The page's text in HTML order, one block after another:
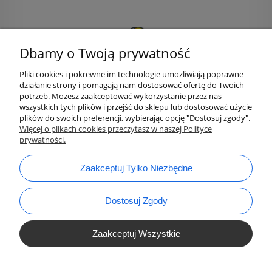
email:bok@ArtykulyDlaPlastykow.pl
Dbamy o Twoją prywatność
Pliki cookies i pokrewne im technologie umożliwiają poprawne
działanie strony i pomagają nam dostosować ofertę do Twoich
potrzeb. Możesz zaakceptować wykorzystanie przez nas
wszystkich tych plików i przejść do sklepu lub dostosować użycie
plików do swoich preferencji, wybierając opcję "Dostosuj zgody".
Więcej o plikach cookies przeczytasz w naszej Polityce
prywatności.
Zaakceptuj Tylko Niezbędne
Dostosuj Zgody
Zaakceptuj Wszystkie